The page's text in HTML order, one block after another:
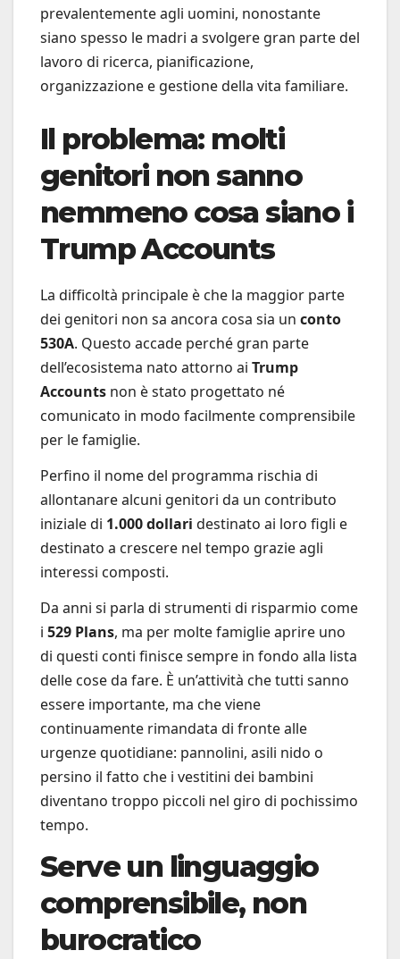
prevalentemente agli uomini, nonostante
siano spesso le madri a svolgere gran parte del
lavoro di ricerca, pianificazione,
organizzazione e gestione della vita familiare.
Il problema: molti
genitori non sanno
nemmeno cosa siano i
Trump Accounts
La difficoltà principale è che la maggior parte
dei genitori non sa ancora cosa sia un conto
530A. Questo accade perché gran parte
dell’ecosistema nato attorno ai Trump
Accounts non è stato progettato né
comunicato in modo facilmente comprensibile
per le famiglie.
Perfino il nome del programma rischia di
allontanare alcuni genitori da un contributo
iniziale di 1.000 dollari destinato ai loro figli e
destinato a crescere nel tempo grazie agli
interessi composti.
Da anni si parla di strumenti di risparmio come
i 529 Plans, ma per molte famiglie aprire uno
di questi conti finisce sempre in fondo alla lista
delle cose da fare. È un’attività che tutti sanno
essere importante, ma che viene
continuamente rimandata di fronte alle
urgenze quotidiane: pannolini, asili nido o
persino il fatto che i vestitini dei bambini
diventano troppo piccoli nel giro di pochissimo
tempo.
Serve un linguaggio
comprensibile, non
burocratico